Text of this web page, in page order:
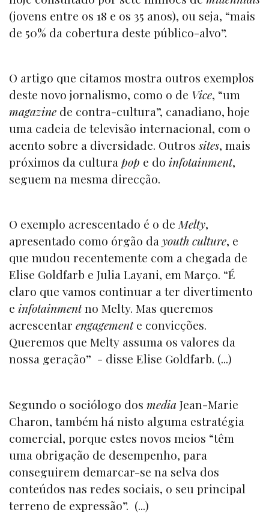
(jovens entre os 18 e os 35 anos), ou seja, “mais
de 50% da cobertura deste público-alvo”.
O artigo que citamos mostra outros exemplos
deste novo jornalismo, como o de Vice, “um
magazine de contra-cultura”, canadiano, hoje
uma cadeia de televisão internacional, com o
acento sobre a diversidade. Outrossites, mais
próximos da cultura pop e do infotainment,
seguem na mesma direcção.
O exemplo acrescentado é o deMelty,
apresentado como órgão dayouth culture, e
que mudou recentemente com a chegada de
Elise Goldfarb e Julia Layani, em Março. “É
claro que vamos continuar a ter divertimento
e infotainmentno Melty. Mas queremos
acrescentar engagemente convicções.
Queremos que Melty assuma os valores da
nossa geração” - disse Elise Goldfarb. (...)
Segundo o sociólogo dos media Jean-Marie
Charon, também há nisto alguma estratégia
comercial, porque estes novos meios “têm
uma obrigação de desempenho, para
conseguirem demarcar-se na selva dos
conteúdos nas redes sociais, o seu principal
terreno de expressão”. (...)